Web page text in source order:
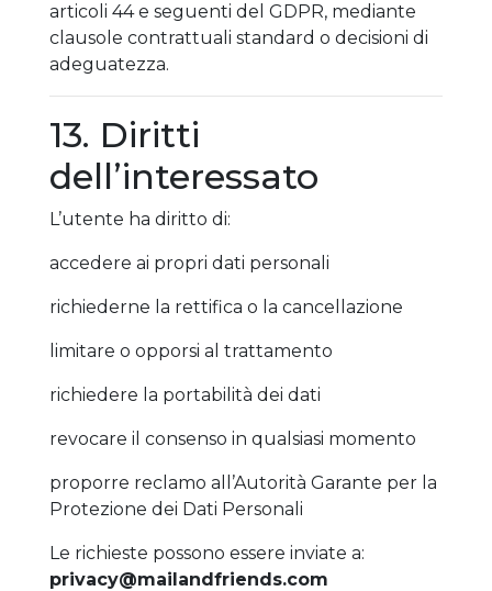
articoli 44 e seguenti del GDPR, mediante
clausole contrattuali standard o decisioni di
adeguatezza.
13. Diritti
dell’interessato
L’utente ha diritto di:
accedere ai propri dati personali
richiederne la rettifica o la cancellazione
limitare o opporsi al trattamento
richiedere la portabilità dei dati
revocare il consenso in qualsiasi momento
proporre reclamo all’Autorità Garante per la
Protezione dei Dati Personali
Le richieste possono essere inviate a:
privacy@mailandfriends.com